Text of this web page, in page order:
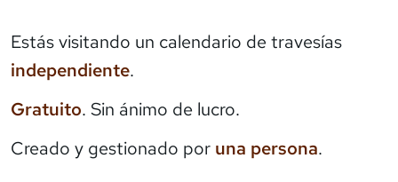
Estás visitando un calendario de travesías
independiente.
Gratuito. Sin ánimo de lucro.
Creado y gestionado por una persona.